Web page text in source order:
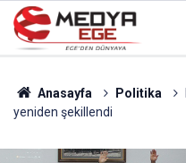
Anasayfa Politika
yeniden şekillendi